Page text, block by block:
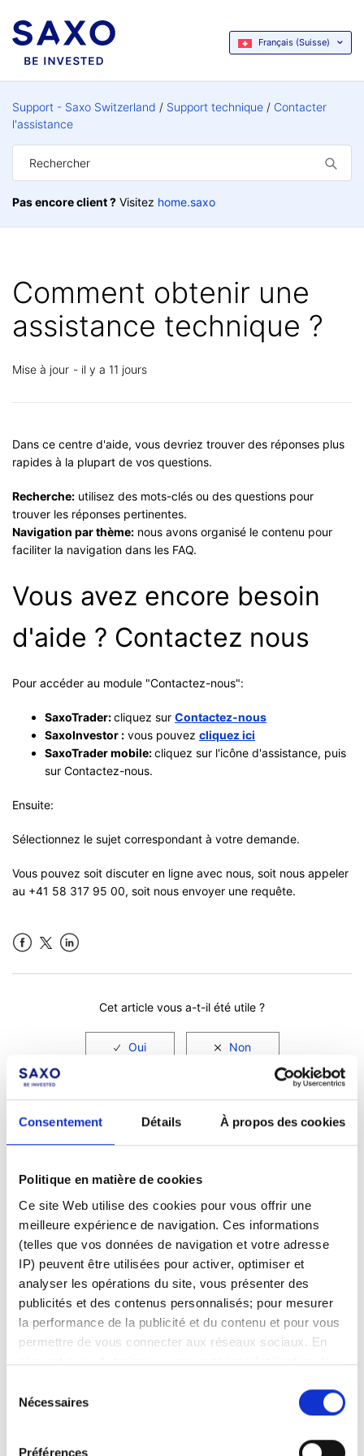
Consentement Détails À propos des cookies
Politique en matière de cookies
Ce site Web utilise des cookies pour vous offrir une
meilleure expérience de navigation. Ces informations
(telles que vos données de navigation et votre adresse
IP) peuvent être utilisées pour activer, optimiser et
analyser les opérations du site, vous présenter des
publicités et des contenus personnalisés; pour mesurer
la performance de la publicité et du contenu et pour vous
permettre de vous connecter aux réseaux sociaux. En
cliquant sur « Autoriser », vous autorisez l'utilisation de
personnelles. Sélectionnez « Gérer le consentement »
pour gérer vos préférences de consentement. Une fois
confirmées, vos préférences de consentement sont
Nécessaires
Préférences
Français (Suisse)
Support - Saxo Switzerland Support technique
Contacter
l'assistance
Pas encore client ? Visitez home.saxo
Comment obtenir une
assistance technique ?
Mise à jour il y a 11 jours
Dans ce centre d'aide, vous devriez trouver des réponses plus
rapides à la plupart de vos questions.
Recherche: utilisez des mots-clés ou des questions pour
trouver les réponses pertinentes.
Navigation par thème: nous avons organisé le contenu pour
faciliter la navigation dans les FAQ.
Vous avez encore besoin
d'aide ? Contactez nous
Pour accéder au module "Contactez-nous":
SaxoTrader:cliquez sur Contactez-nous
SaxoInvestor : vous pouvez cliquez ici
SaxoTrader mobile:cliquez sur l'icône d'assistance, puis
sur Contactez-nous.
Ensuite:
Sélectionnez le sujet correspondant à votre demande.
Vous pouvez soit discuter en ligne avec nous, soit nous appeler
au +41 58 317 95 00, soit nous envoyer une requête.
Cet article vous a-t-il été utile ?
Pas encore client ?
Apprenez-en davantage sur nos plateformes
d'investissement, nos produits et nos prix
attractifs
ici.
Comment enregistrer un compte à utiliser pour les